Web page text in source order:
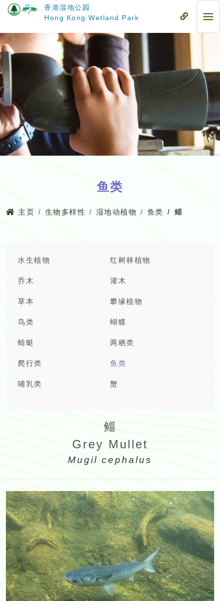
要
内
容
香港湿地公园
Hong Kong Wetland Park
流
流
动
鱼类
主页 生物多样性 湿地动植物 鱼类 鲻
水生植物 红树林植物
乔木 灌木
草本 攀缘植物
鸟类 蝴蝶
蜻蜓 两栖类
爬行类 鱼类
哺乳类 蟹
鲻
Grey Mullet
Mugil cephalus